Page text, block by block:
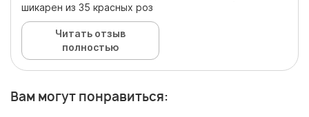
шикарен из 35 красных роз
Читать отзыв
полностью
Вам могут понравиться: